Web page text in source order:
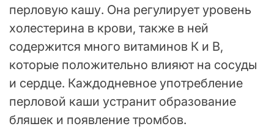
перловую кашу. Она регулирует уровень
холестерина в крови, также в ней
содержится много витаминов К и В,
которые положительно влияют на сосуды
и сердце. Каждодневное употребление
перловой каши устранит образование
бляшек и появление тромбов.